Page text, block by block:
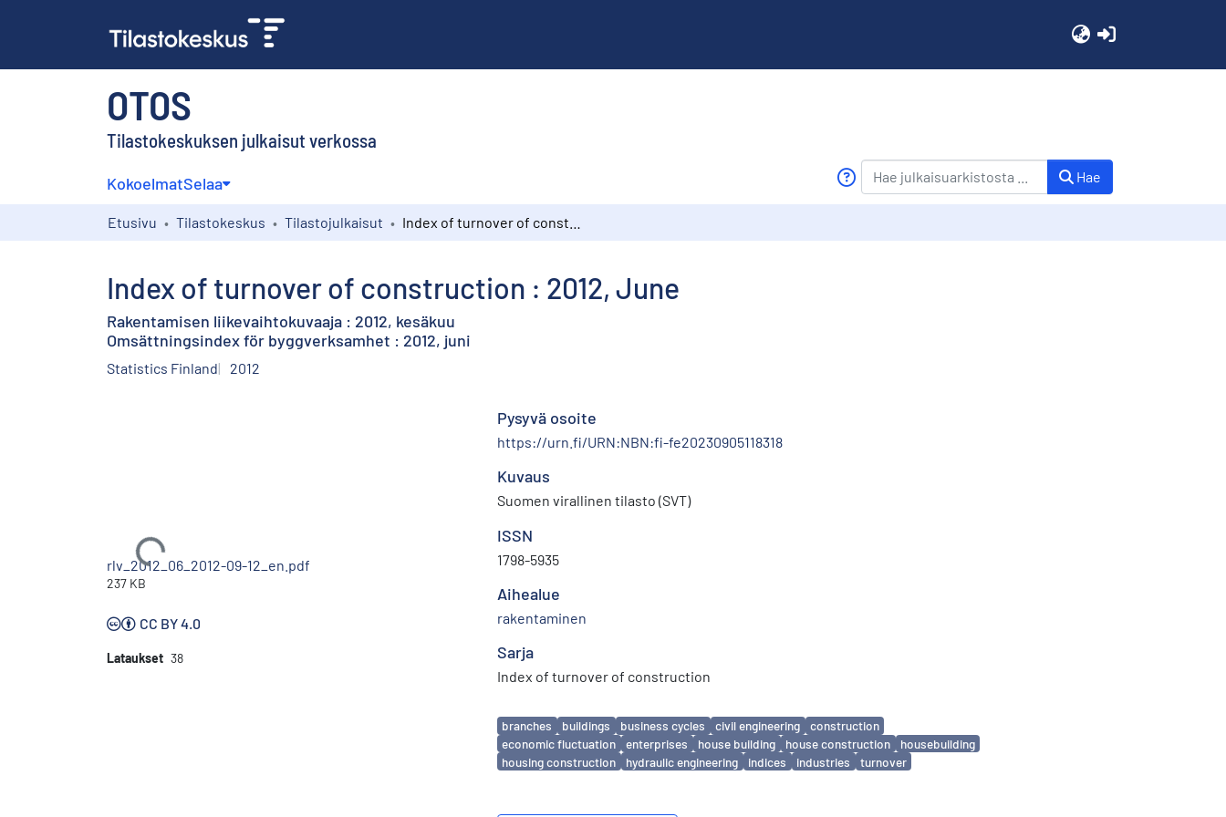
OTOS
Tilastokeskuksen julkaisut verkossa
KokoelmatSelaa Hae
Etusivu Tilastokeskus Tilastojulkaisut
Index of turnover of construction : 2012, June
Rakentamisen liikevaihtokuvaaja : 2012, kesäkuu
Omsättningsindex för byggverksamhet : 2012, juni
Statistics Finland 2012
Ladataan...
rlv_2012_06_2012-09-12_en.pdf
237 KB
CC BY 4.0
Lataukset 38
Pysyvä osoite
https://urn.fi/URN:NBN:fi-fe20230905118318
Kuvaus
Suomen virallinen tilasto (SVT)
ISSN
1798-5935
Aihealue
rakentaminen
Sarja
Index of turnover of construction
Avainsanat
branches buildings business cycles civil engineering
construction
economic fluctuation
enterprises house building house construction
housebuilding
housing construction
hydraulic engineering indices industries turnover